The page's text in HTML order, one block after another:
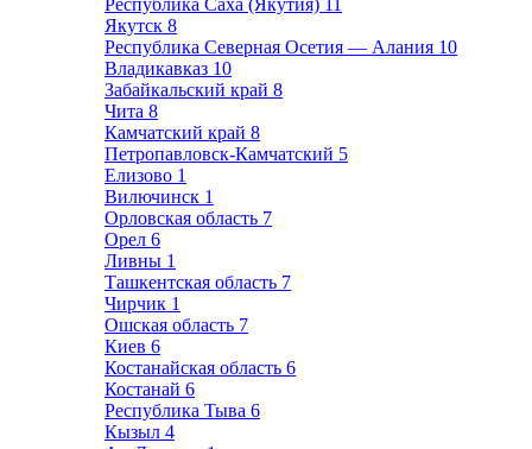
Республика Саха (Якутия) 11
Якутск 8
Республика Северная Осетия — Алания 10
Владикавказ 10
Забайкальский край 8
Чита 8
Камчатский край 8
Петропавловск-Камчатский 5
Елизово 1
Вилючинск 1
Орловская область 7
Орел 6
Ливны 1
Ташкентская область 7
Чирчик 1
Ошская область 7
Киев 6
Костанайская область 6
Костанай 6
Республика Тыва 6
Кызыл 4